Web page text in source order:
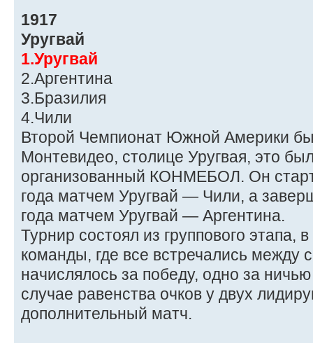
1917
Уругвай
1.Уругвай
2.Аргентина
3.Бразилия
4.Чили
Второй Чемпионат Южной Америки
Монтевидео, столице Уругвая, это
организованный КОНМЕБОЛ. Он
года матчем Уругвай — Чили, а
года матчем Уругвай — Аргентина.
Турнир состоял из группового этапа,
команды, где все встречались между
начислялось за победу, одно за
случае равенства очков у двух
дополнительный матч.